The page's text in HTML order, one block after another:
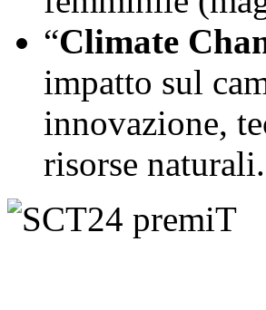
“Climate
impatto sul
innovazione,
risorse naturali.